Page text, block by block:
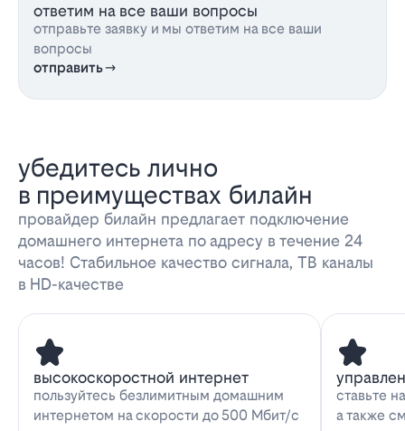
ответим на все ваши вопросы
отправьте заявку и мы ответим на все ваши
вопросы
отправить
убедитесь лично
в преимуществах билайн
провайдер билайн предлагает подключение
домашнего интернета по адресу в течение 24
часов! Стабильное качество сигнала, ТВ каналы
в HD-качестве
высокоскоростной интернет
пользуйтесь безлимитным домашним
интернетом на скорости до 500 Мбит/с
ставьте
а также